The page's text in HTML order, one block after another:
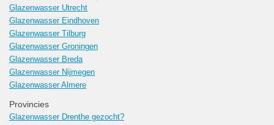
Glazenwasser Utrecht
Glazenwasser Eindhoven
Glazenwasser Tilburg
Glazenwasser Groningen
Glazenwasser Breda
Glazenwasser Nijmegen
Glazenwasser Almere
Provincies
Glazenwasser Drenthe gezocht?